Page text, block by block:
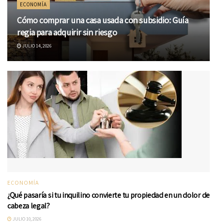
ECONOMÍA
Cómo comprar una casa usada con subsidio: Guía
regia para adquirir sin riesgo
JULIO 14, 2026
ECONOMÍA
¿Qué pasaría si tu inquilino convierte tu propiedad en un dolor de
cabeza legal?
JULIO 10, 2026